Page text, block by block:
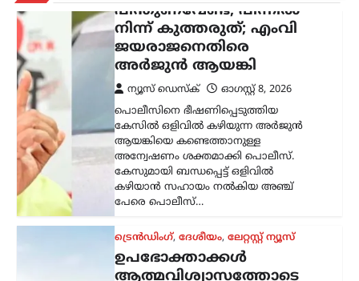
ഉപഭോക്താക്കൾ
ആത്മവിശ്വാസത്തോടെ
E20 പെട്രോൾ
ഉപയോഗിക്കുന്നത്
തുടരണം: കേന്ദ്ര
സർക്കാർ
ന്യൂസ് ഡെസ്ക്
ഓഗസ്റ്റ്‌ 8, 2026
ഇ20 പെട്രോളിന്റെ
ഗുണനിലവാരത്തെക്കുറിച്ചുള്ള
ആശങ്കകൾക്കിടെ ഉപഭോക്താക്കൾ
ആത്മവിശ്വാസത്തോടെ ഇന്ധനം
ഉപയോഗിക്കാമെന്ന് കേന്ദ്ര പെട്രോളിയം,
പ്രകൃതി വാതക മന്ത്രാലയം വ്യക്തമാക്കി.
പൊതുമേഖല ഓയിൽ മാർക്കറ്റിങ്
കമ്പനികൾ (ഒഎംസികൾ) വിതരണം…